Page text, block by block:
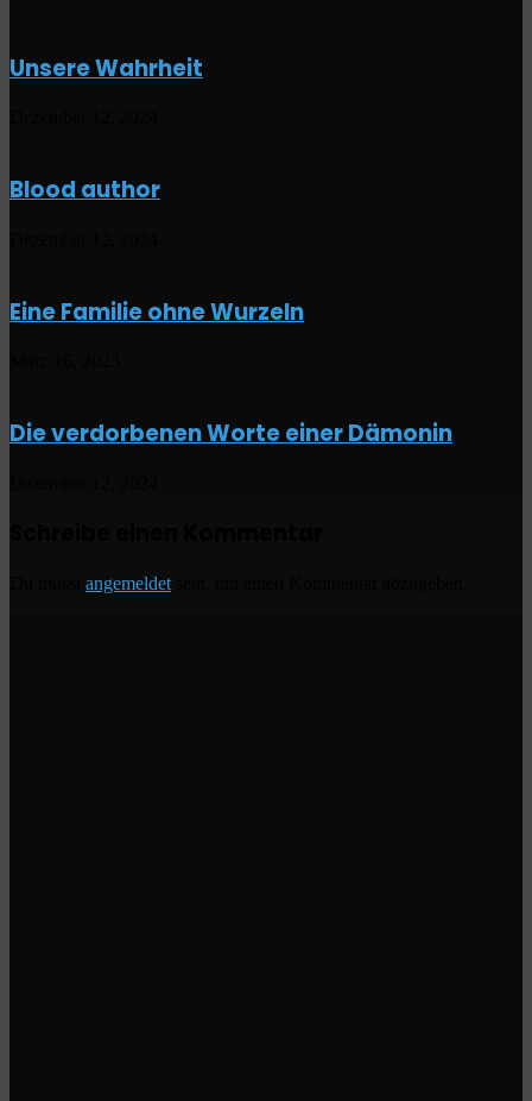
Unsere Wahrheit
Blood author
Eine Familie ohne Wurzeln
Die verdorbenen Worte einer Dämonin
angemeldet